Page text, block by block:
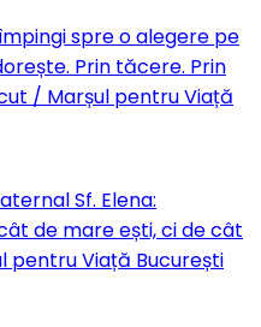
spre o alegere pe
Prin tăcere. Prin
/ Marșul pentru Viață
Sf. Elena:
de mare ești, ci de cât
pentru Viață București